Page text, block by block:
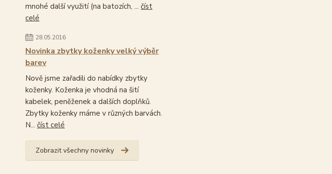
mnohé další využití (na batozích, ... číst
celé
28.05.2016
Novinka zbytky koženky velký výběr
barev
Nově jsme zařadili do nabídky zbytky
koženky. Koženka je vhodná na šití
kabelek, peněženek a dalších doplňků.
Zbytky koženky máme v různých barvách.
N... číst celé
Zobrazit všechny novinky